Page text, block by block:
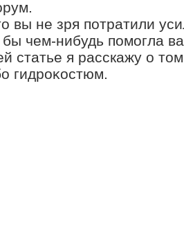
вы не зря потратили
бы чем-нибудь помогла
статье я расскажу о
гидроκостюм.